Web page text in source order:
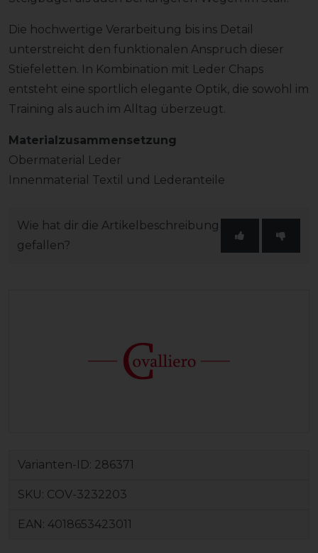
Die hochwertige Verarbeitung bis ins Detail
unterstreicht den funktionalen Anspruch dieser
Stiefeletten. In Kombination mit Leder Chaps
entsteht eine sportlich elegante Optik, die sowohl im
Training als auch im Alltag überzeugt.
Materialzusammensetzung
Obermaterial Leder
Innenmaterial Textil und Lederanteile
Wie hat dir die Artikelbeschreibung
gefallen?
Varianten-ID: 286371
SKU: COV-3232203
EAN: 4018653423011